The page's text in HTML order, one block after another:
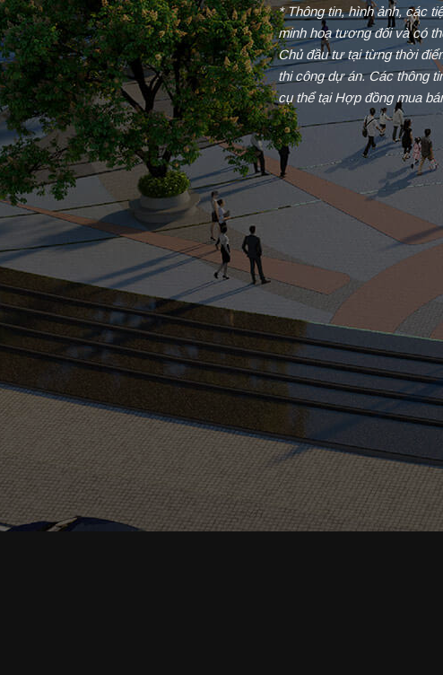
* Thông tin, hình ảnh, các
minh hoạ tương đối và có
Chủ đầu tư tại từng thời
thi công dự án. Các thông
cụ thể tại Hợp đồng mua